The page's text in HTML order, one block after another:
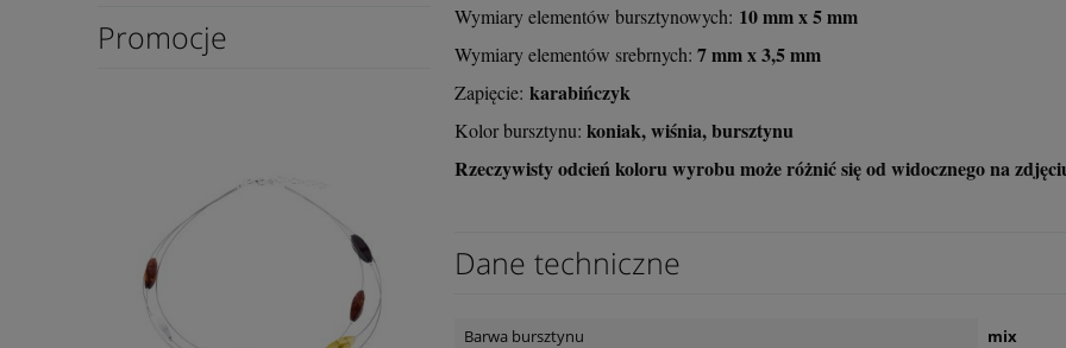
Promocje
Wymiary elementów bursztynowych: 10 mm x 5 mm
Wymiary elementów srebrnych: 7 mm x 3,5 mm
Zapięcie: karabińczyk
Kolor bursztynu: koniak, wiśnia, bursztynu
Rzeczywisty odcień koloru wyrobu może różnić się od widocznego na
Dane techniczne
Barwa bursztynu
mix